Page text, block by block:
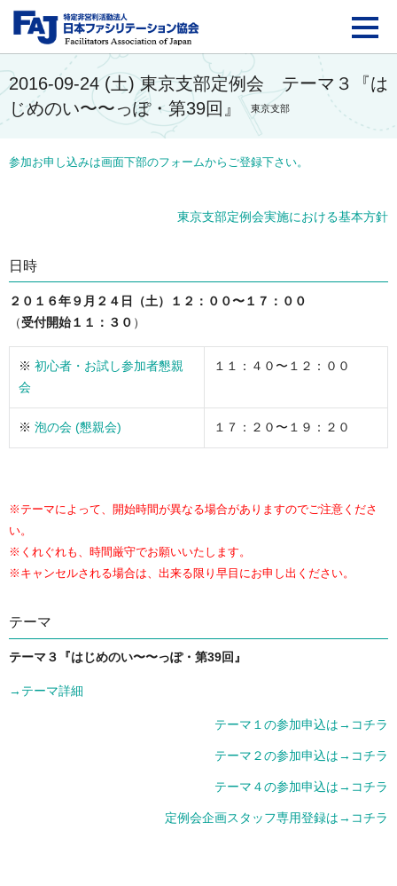
FAJ：特定非営利活動
2016-09-24 (土) 東京支部定例会 テーマ３『は
じめのい〜〜っぽ・第39回』
東京支部
参加お申し込みは画面下部のフォームからご登録下さい。
東京支部定例会実施における基本方針
日時
２０１６年９月２４日（土）１２：００〜１７：００
（受付開始１１：３０ ）
※ 初心者・お試し参加者懇親
会
１１：４０〜１２：００
※ 泡の会 (懇親会) １７：２０〜１９：２０
※テーマによって、開始時間が異なる場合がありますのでご注意くださ
い。
※くれぐれも、時間厳守でお願いいたします。
※キャンセルされる場合は、出来る限り早目にお申し出ください。
テーマ
テーマ３『はじめのい〜〜っぽ・第39回』
→テーマ詳細
テーマ１の参加申込は→コチラ
テーマ２の参加申込は→コチラ
テーマ４の参加申込は→コチラ
定例会企画スタッフ専用登録は→コチラ